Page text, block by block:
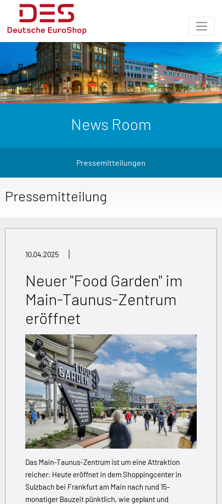
News Room
Pressemitteilungen
Pressemitteilung
10.04.2025
Neuer "Food Garden" im
Main-Taunus-Zentrum
eröffnet
Das Main-Taunus-Zentrum ist um eine Attraktion
reicher: Heute eröffnet in dem Shoppingcenter in
Sulzbach bei Frankfurt am Main nach rund 15-
monatiger Bauzeit pünktlich, wie geplant und